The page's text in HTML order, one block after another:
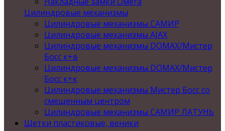
Цилиндровые механизмы
Цилиндровые механизмы САМИР
Цилиндровые механизмы AJAX
Цилиндровые механизмы DOMAX/Мистер
Босс к+в
Цилиндровые механизмы DOMAX/Мистер
Босс к+к
Цилиндровые механизмы Мистер Босс со
смещенным центром
Цилиндровые механизмы САМИР ЛАТУНЬ
Щетки пластиковые, веники